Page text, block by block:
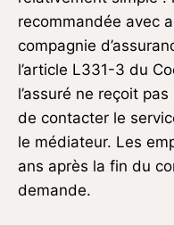
recommandée avec
compagnie
l’article L331-3 du
l’assuré ne reçoit
de contacter le
le médiateur. Les
ans après la fin du
demande.